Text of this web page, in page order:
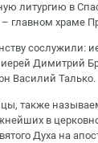
литургию в
главном храме
сослужили:
Димитрий
Василий Талько.
также
в
Духа на